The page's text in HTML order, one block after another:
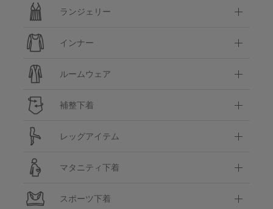
ランジェリー
インナー
ルームウェア
補整下着
レッグアイテム
マタニティ下着
スポーツ下着